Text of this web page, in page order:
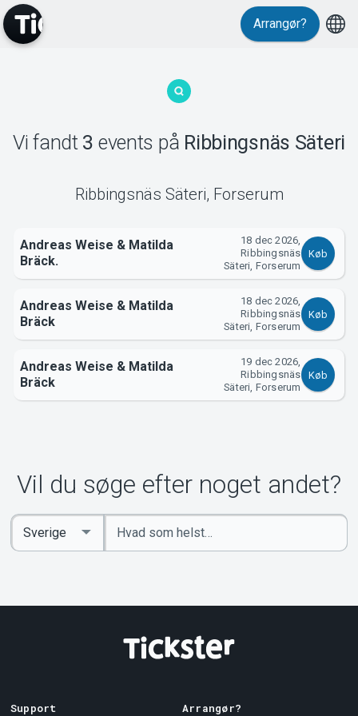
MyTickster
Support
Om Tickster
Arrangør?
Vi fandt 3 events på Ribbingsnäs Säteri
Ribbingsnäs Säteri, Forserum
Andreas Weise & Matilda
Bräck.
18 dec 2026,
Ribbingsnäs
Säteri, Forserum
Køb
Andreas Weise & Matilda
Bräck
18 dec 2026,
Ribbingsnäs
Säteri, Forserum
Køb
Andreas Weise & Matilda
Bräck
19 dec 2026,
Ribbingsnäs
Säteri, Forserum
Køb
Vil du søge efter noget andet?
Indtast
søgeord
Select
Country
Support Arrangør?